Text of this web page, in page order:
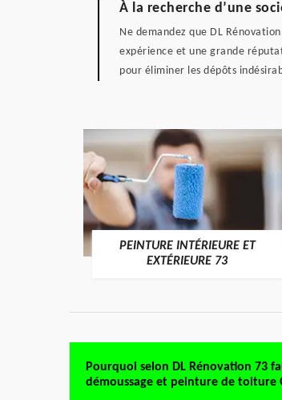
À la recherche d’une
Ne demandez que DL
expérience et une grande
pour éliminer les dépôts
PEINTURE INTÉRIEURE ET
EXTÉRIEURE 73
Pourquoi selon DL Rénovation 73
démoussage et peinture de toiture